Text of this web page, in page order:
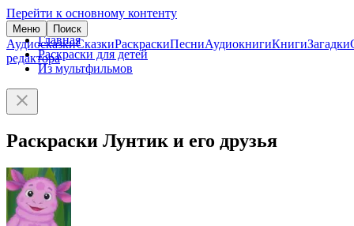
Перейти к основному контенту
Меню Поиск
АудиосказкиСказкиРаскраскиПесниАудиокнигиКнигиЗагадки
редактора
Главная
Раскраски для детей
Из мультфильмов
Раскраски Лунтик и его друзья